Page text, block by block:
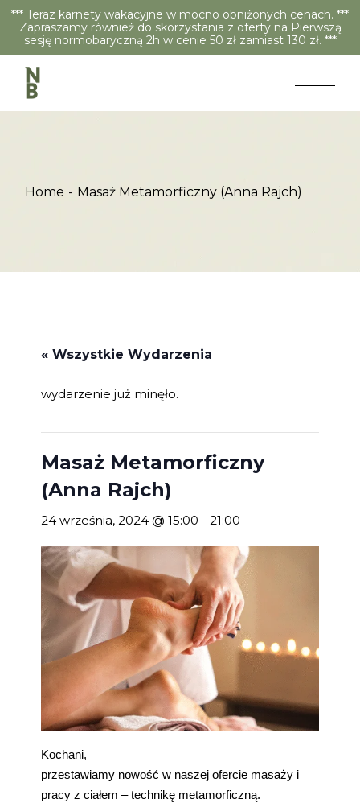
*** Teraz karnety wakacyjne w mocno obniżonych cenach. ***
Zapraszamy również do skorzystania z oferty na Pierwszą
sesję normobaryczną 2h w cenie 50 zł zamiast 130 zł. ***
Home Masaż Metamorficzny (Anna Rajch)
« Wszystkie Wydarzenia
wydarzenie już minęło.
Masaż Metamorficzny
(Anna Rajch)
24 września, 2024 @ 15:00 -21:00
Kochani,
przestawiamy nowość w naszej ofercie masaży i
pracy z ciałem – technikę metamorficzną.